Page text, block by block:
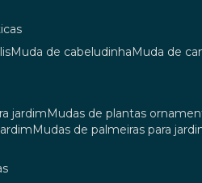
muda de cabeludinha muda de
jardim
mudas de plantas
mudas de palmeiras para